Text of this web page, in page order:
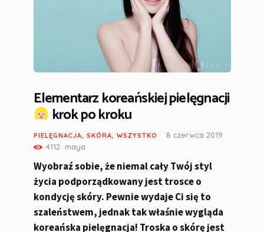
ROZRYWKA
KONTAKT
Elementarz koreańskiej pielęgnacji
krok po kroku
PIELĘGNACJA, SKÓRA, WSZYSTKO
8 czerwca 2019
4112
maya
Wyobraź sobie, że niemal cały Twój styl
życia podporządkowany jest trosce o
kondycję skóry. Pewnie wydaje Ci się to
szaleństwem, jednak tak właśnie wygląda
koreańska pielęgnacja! Troska o skórę jest